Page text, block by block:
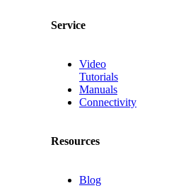
Service
Video
Tutorials
Manuals
Connectivity
Resources
Blog